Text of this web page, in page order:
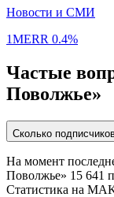
Новости и СМИ
1MERR 0.4%
Частые
Поволжье»
Сколько
На момент
Поволжье» 15 641
Статистика на